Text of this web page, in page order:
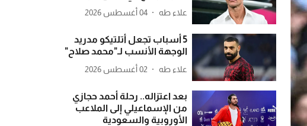
علاء طه 04 أغسطس 2026
5 أسباب تجعل أتلتيكو مدريد
الوجهة الأنسب لـ"محمد صلاح"
علاء طه 02 أغسطس 2026
بعد اعتزاله.. رحلة أحمد حجازي
من الإسماعيلي إلى الملاعب
الأوروبية والسعودية